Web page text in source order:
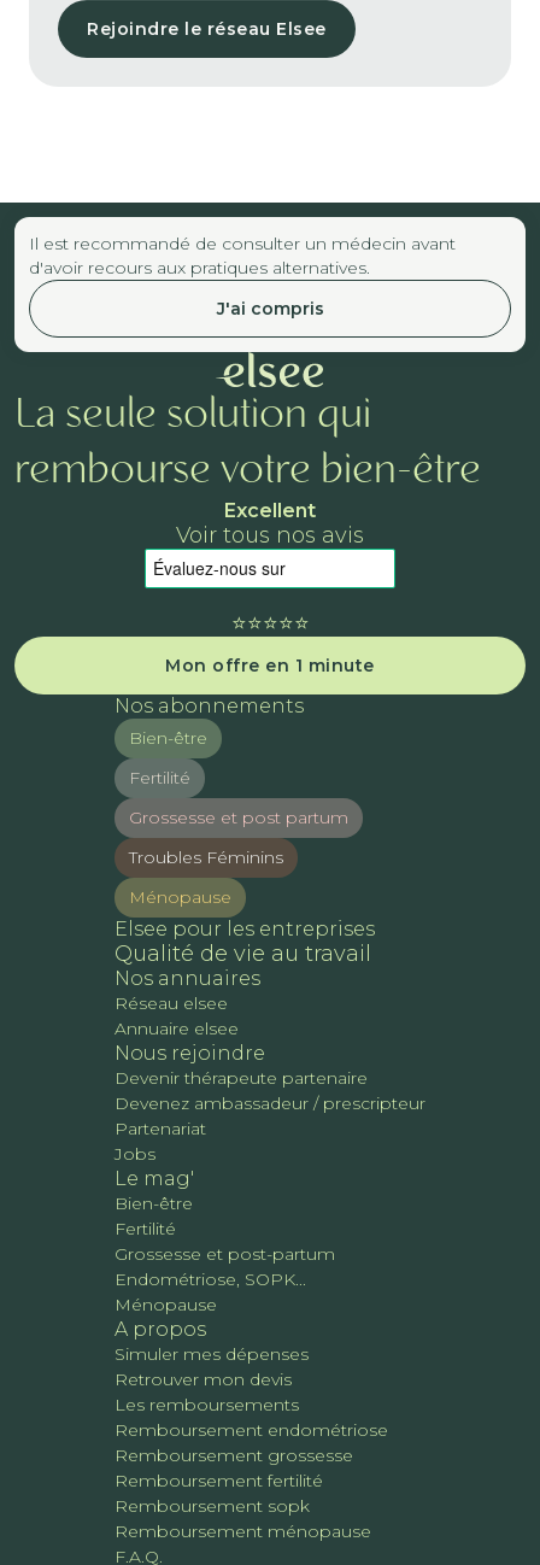
Rejoindre le réseau Elsee
Il est recommandé de consulter un médecin avant
d'avoir recours aux pratiques alternatives.
J'ai compris
La seule solution qui
rembourse votre bien-être
Excellent
Voir tous nos avis
⭐️⭐️⭐️⭐️⭐️
Mon offre en 1 minute
Nos abonnements
Bien-être
Fertilité
Grossesse et post partum
Troubles Féminins
Ménopause
Elsee pour les entreprises
Qualité de vie au travail
Nos annuaires
Réseau elsee
Annuaire elsee
Nous rejoindre
Devenir thérapeute partenaire
Devenez ambassadeur / prescripteur
Partenariat
Jobs
Le mag'
Bien-être
Fertilité
Grossesse et post-partum
Endométriose, SOPK...
Ménopause
A propos
Simuler mes dépenses
Retrouver mon devis
Les remboursements
Remboursement endométriose
Remboursement grossesse
Remboursement fertilité
Remboursement sopk
Remboursement ménopause
F.A.Q.